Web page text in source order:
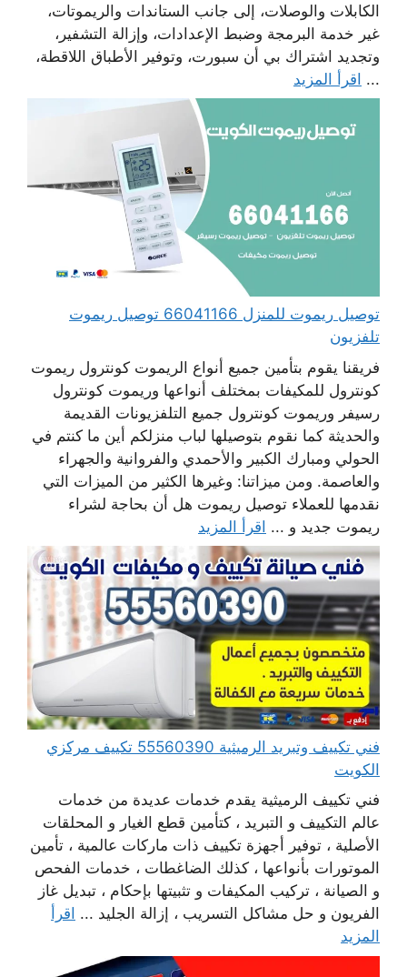
الكابلات والوصلات، إلى جانب الستاندات والريموتات،
غير خدمة البرمجة وضبط الإعدادات، وإزالة التشفير،
وتجديد اشتراك بي أن سبورت، وتوفير الأطباق اللاقطة،
... اقرأ المزيد
توصيل ريموت للمنزل 66041166 توصيل ريموت
تلفزيون
فريقنا يقوم بتأمين جميع أنواع الريموت كونترول ريموت
كونترول للمكيفات بمختلف أنواعها وريموت كونترول
رسيفر وريموت كونترول جميع التلفزيونات القديمة
والحديثة كما نقوم بتوصيلها لباب منزلكم أين ما كنتم في
الحولي ومبارك الكبير والأحمدي والفروانية والجهراء
والعاصمة. ومن ميزاتنا: وغيرها الكثير من الميزات التي
نقدمها للعملاء توصيل ريموت هل أن بحاجة لشراء
ريموت جديد و ... اقرأ المزيد
فني تكييف وتبريد الرميثية 55560390 تكييف مركزي
الكويت
فني تكييف الرميثية يقدم خدمات عديدة من خدمات
عالم التكييف و التبريد ، كتأمين قطع الغيار و المحلقات
الأصلية ، توفير أجهزة تكييف ذات ماركات عالمية ، تأمين
الموتورات بأنواعها ، كذلك الضاغطات ، خدمات الفحص
و الصيانة ، تركيب المكيفات و تثبيتها بإحكام ، تبديل غاز
الفريون و حل مشاكل التسريب ، إزالة الجليد ... اقرأ
المزيد